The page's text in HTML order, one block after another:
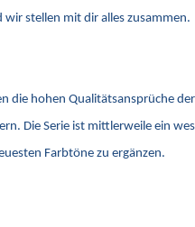
stellen mit dir alles zusammen.
hohen Qualitätsansprüche
Die Serie ist mittlerweile ein
Farbtöne zu ergänzen.